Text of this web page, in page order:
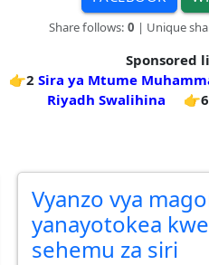
Share follows: 0 | Unique
Sponsored
👉2 Sira ya Mtume
Riyadh Swalihina
👉6
Vyanzo vya
yanayotokea
sehemu za siri